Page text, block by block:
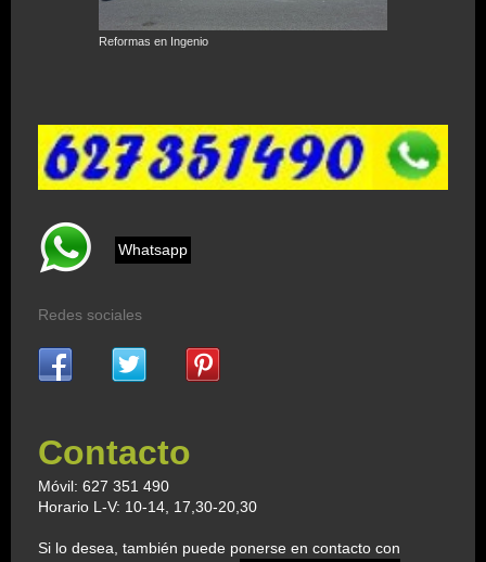
Reformas en Ingenio
Whatsapp
Redes sociales
Contacto
Móvil: 627 351 490
Horario L-V: 10-14, 17,30-20,30
Si lo desea, también puede ponerse en contacto con